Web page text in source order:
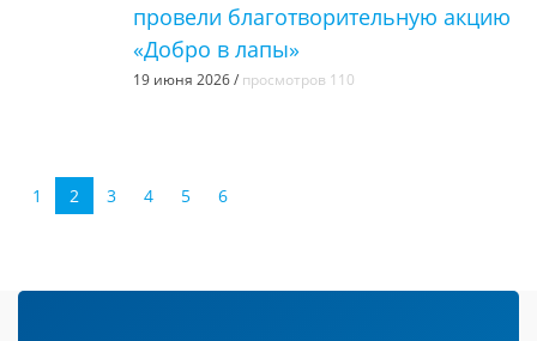
провели благотворительную акцию
«Добро в лапы»
19 июня 2026 / просмотров 110
1 2 3 4 5 6